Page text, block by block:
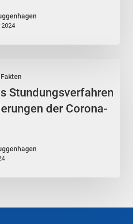
2024
Stundungsverfahren
der Corona-